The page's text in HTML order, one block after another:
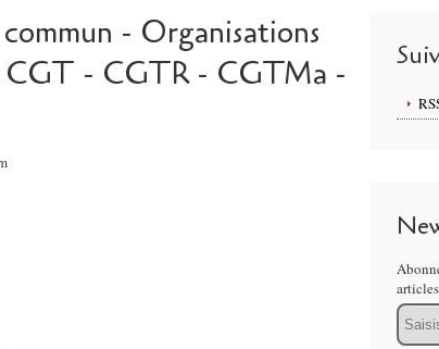
- Organisations
CGT - CGTR - CGTMa -
Email